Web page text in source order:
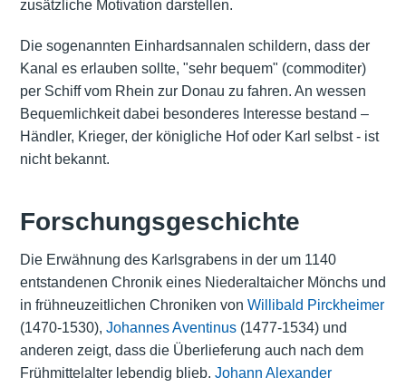
zusätzliche Motivation darstellen.
Die sogenannten Einhardsannalen schildern, dass der
Kanal es erlauben sollte, "sehr bequem" (commoditer)
per Schiff vom Rhein zur Donau zu fahren. An wessen
Bequemlichkeit dabei besonderes Interesse bestand –
Händler, Krieger, der königliche Hof oder Karl selbst - ist
nicht bekannt.
Forschungsgeschichte
Die Erwähnung des Karlsgrabens in der um 1140
entstandenen Chronik eines Niederaltaicher Mönchs und
in frühneuzeitlichen Chroniken von Willibald Pirckheimer
(1470-1530), Johannes Aventinus(1477-1534) und
anderen zeigt, dass die Überlieferung auch nach dem
Frühmittelalter lebendig blieb. Johann Alexander